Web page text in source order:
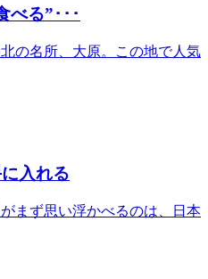
べる”･･･
の名所、大原。この地で人気
入れる
まず思い浮かべるのは、日本